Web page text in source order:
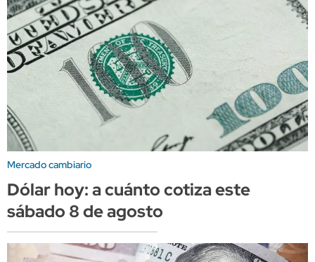
Mercado cambiario
Dólar hoy: a cuánto cotiza este
sábado 8 de agosto